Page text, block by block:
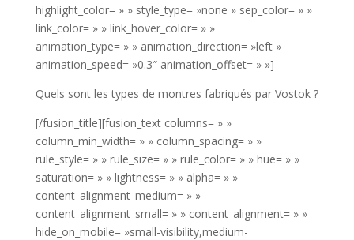
highlight_color= » » style_type= »none » sep_color= » »
link_color= » » link_hover_color= » »
animation_type= » » animation_direction= »left »
animation_speed= »0.3″ animation_offset= » »]
Quels sont les types de montres fabriqués par Vostok ?
[/fusion_title][fusion_text columns= » »
column_min_width= » » column_spacing= » »
rule_style= » » rule_size= » » rule_color= » » hue= » »
saturation= » » lightness= » » alpha= » »
content_alignment_medium= » »
content_alignment_small= » » content_alignment= » »
hide_on_mobile= »small-visibility,medium-